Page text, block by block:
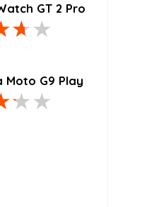
GT 2 Pro
Moto G9 Play